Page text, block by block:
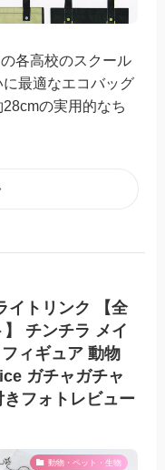
各高校のスクール
最適なエコバッグ
の実用的なち
イトリンク 【全
チンチラ メイ
ィギュア 動物
ガチャガチャ
フォトレビュー
動物・ペット・生物